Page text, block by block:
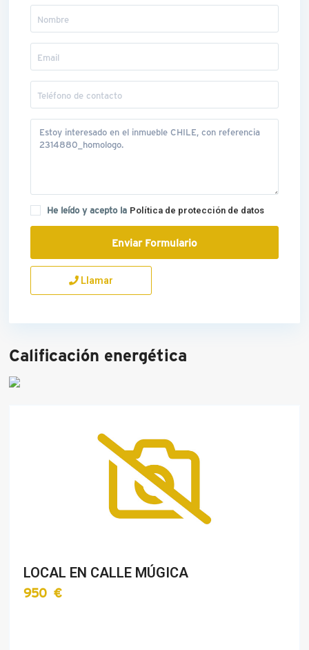
He leído y acepto la Política de protección de datos
Llamar
Calificación energética
LOCAL EN CALLE MÚGICA
950 €